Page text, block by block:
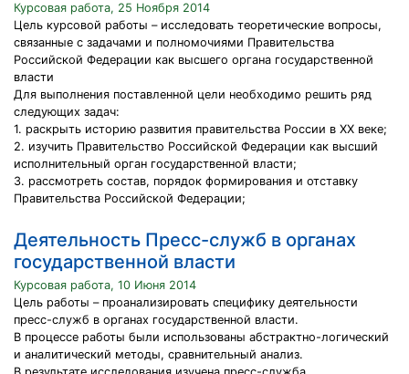
Курсовая работа, 25 Ноября 2014
Цель курсовой работы – исследовать теоретические вопросы,
связанные с задачами и полномочиями Правительства
Российской Федерации как высшего органа государственной
власти
Для выполнения поставленной цели необходимо решить ряд
следующих задач:
1. раскрыть историю развития правительства России в XX веке;
2. изучить Правительство Российской Федерации как высший
исполнительный орган государственной власти;
3. рассмотреть состав, порядок формирования и отставку
Правительства Российской Федерации;
Деятельность Пресс-служб в органах
государственной власти
Курсовая работа, 10 Июня 2014
Цель работы – проанализировать специфику деятельности
пресс-служб в органах государственной власти.
В процессе работы были использованы абстрактно-логический
и аналитический методы, сравнительный анализ.